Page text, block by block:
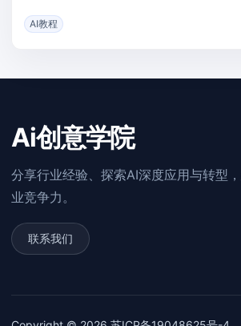
AI教程
Ai创意学院
分享行业经验、探索AI深度应用与转型
业竞争力。
联系我们